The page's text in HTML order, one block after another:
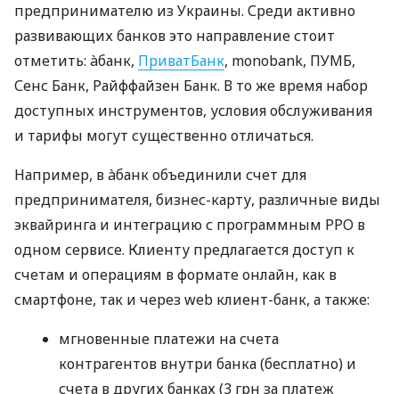
предпринимателю из Украины. Среди активно
развивающих банков это направление стоит
отметить: àбанк, ПриватБанк, monobank, ПУМБ,
Сенс Банк, Райффайзен Банк. В то же время набор
доступных инструментов, условия обслуживания
и тарифы могут существенно отличаться.
Например, в àбанк объединили счет для
предпринимателя, бизнес-карту, различные виды
эквайринга и интеграцию с программным РРО в
одном сервисе. Клиенту предлагается доступ к
счетам и операциям в формате онлайн, как в
смартфоне, так и через web клиент-банк, а также:
мгновенные платежи на счета
контрагентов внутри банка (бесплатно) и
счета в других банках (3 грн за платеж